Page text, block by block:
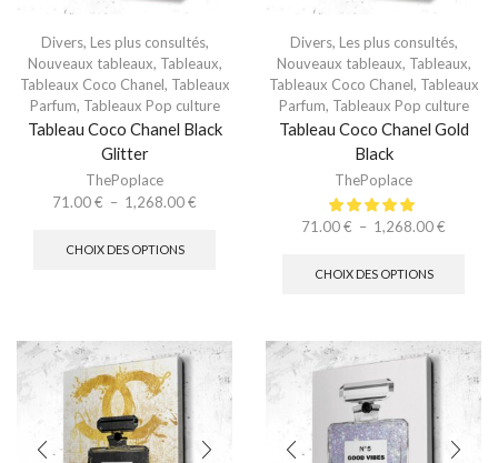
Divers, Les plus consultés,
Nouveaux tableaux, Tableaux,
Tableaux Coco Chanel, Tableaux
Parfum, Tableaux Pop culture
Tableau Coco Chanel Black
Glitter
ThePoplace
71.00€ – 1,268.00€
CHOIX DES OPTIONS
Divers, Les plus consultés,
Nouveaux tableaux, Tableaux,
Tableaux Coco Chanel, Tableaux
Parfum, Tableaux Pop culture
Tableau Coco Chanel Gold
Black
ThePoplace
71.00€ – 1,268.00€
CHOIX DES OPTIONS